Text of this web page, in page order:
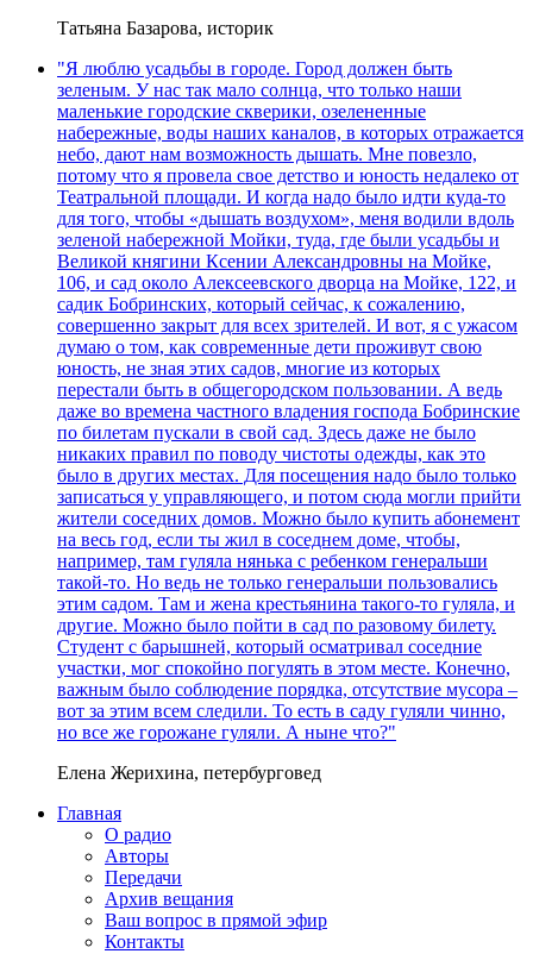
Татьяна Базарова, историк
"Я люблю усадьбы в городе. Город должен быть
зеленым. У нас так мало солнца, что только наши
маленькие городские скверики, озелененные
набережные, воды наших каналов, в которых отражается
небо, дают нам возможность дышать. Мне повезло,
потому что я провела свое детство и юность недалеко от
Театральной площади. И когда надо было идти куда-то
для того, чтобы «дышать воздухом», меня водили вдоль
зеленой набережной Мойки, туда, где были усадьбы и
Великой княгини Ксении Александровны на Мойке,
106, и сад около Алексеевского дворца на Мойке, 122, и
садик Бобринских, который сейчас, к сожалению,
совершенно закрыт для всех зрителей. И вот, я с ужасом
думаю о том, как современные дети проживут свою
юность, не зная этих садов, многие из которых
перестали быть в общегородском пользовании. А ведь
даже во времена частного владения господа Бобринские
по билетам пускали в свой сад. Здесь даже не было
никаких правил по поводу чистоты одежды, как это
было в других местах. Для посещения надо было только
записаться у управляющего, и потом сюда могли прийти
жители соседних домов. Можно было купить абонемент
на весь год, если ты жил в соседнем доме, чтобы,
например, там гуляла нянька с ребенком генеральши
такой-то. Но ведь не только генеральши пользовались
этим садом. Там и жена крестьянина такого-то гуляла, и
другие. Можно было пойти в сад по разовому билету.
Студент с барышней, который осматривал соседние
участки, мог спокойно погулять в этом месте. Конечно,
важным было соблюдение порядка, отсутствие мусора –
вот за этим всем следили. То есть в саду гуляли чинно,
но все же горожане гуляли. А ныне что?"
Елена Жерихина, петербурговед
Главная
О радио
Авторы
Передачи
Архив вещания
Ваш вопрос в прямой эфир
Контакты